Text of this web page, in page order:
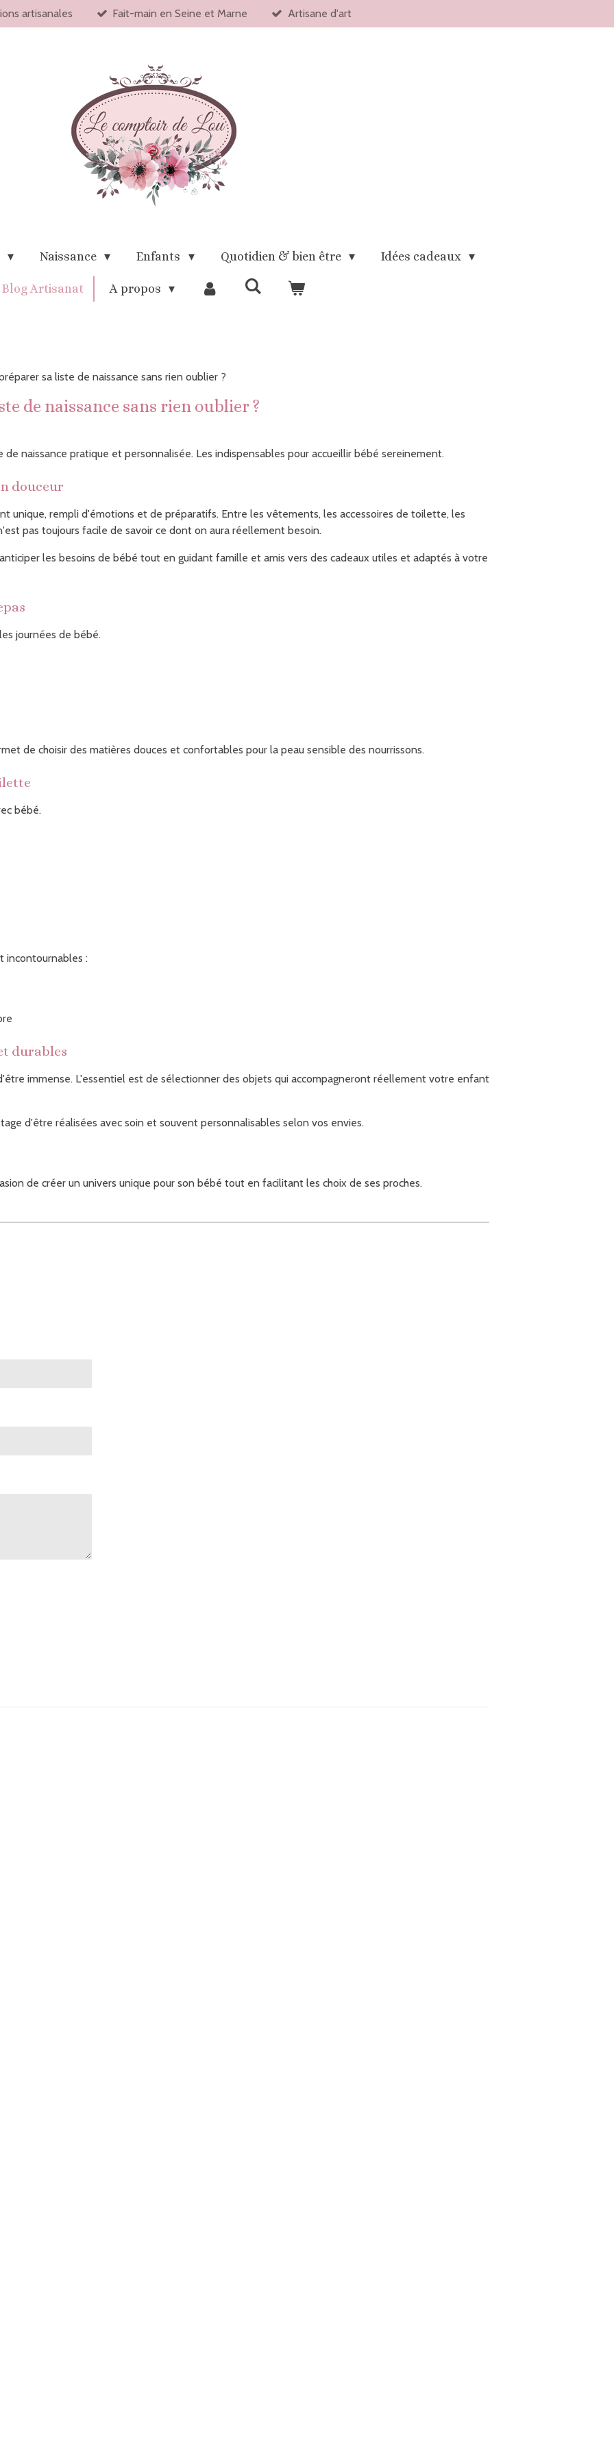
artisanales Fait-main en Seine et Marne Artisane d'art
Naissance Enfants Quotidien & bien être Idées cadeaux
Blog Artisanat A propos
sa liste de naissance sans rien oublier ?
de naissance sans rien oublier ?
naissance pratique et personnalisée. Les indispensables pour accueillir bébé sereinement.
douceur
unique, rempli d'émotions et de préparatifs. Entre les vêtements, les accessoires de toilette, les
pas toujours facile de savoir ce dont on aura réellement besoin.
les besoins de bébé tout en guidant famille et amis vers des cadeaux utiles et adaptés à votre
journées de bébé.
de choisir des matières douces et confortables pour la peau sensible des nourrissons.
bébé.
incontournables :
durables
immense. L'essentiel est de sélectionner des objets qui accompagneront réellement votre enfant
d'être réalisées avec soin et souvent personnalisables selon vos envies.
de créer un univers unique pour son bébé tout en facilitant les choix de ses proches.